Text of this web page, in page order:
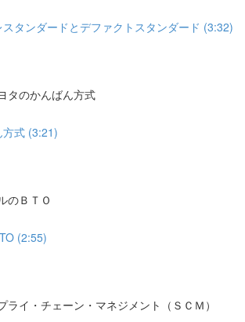
タンダードとデファクトスタンダード (3:32)
のかんばん方式
式 (3:21)
ＢＴＯ
(2:55)
イ・チェーン・マネジメント（ＳＣＭ）